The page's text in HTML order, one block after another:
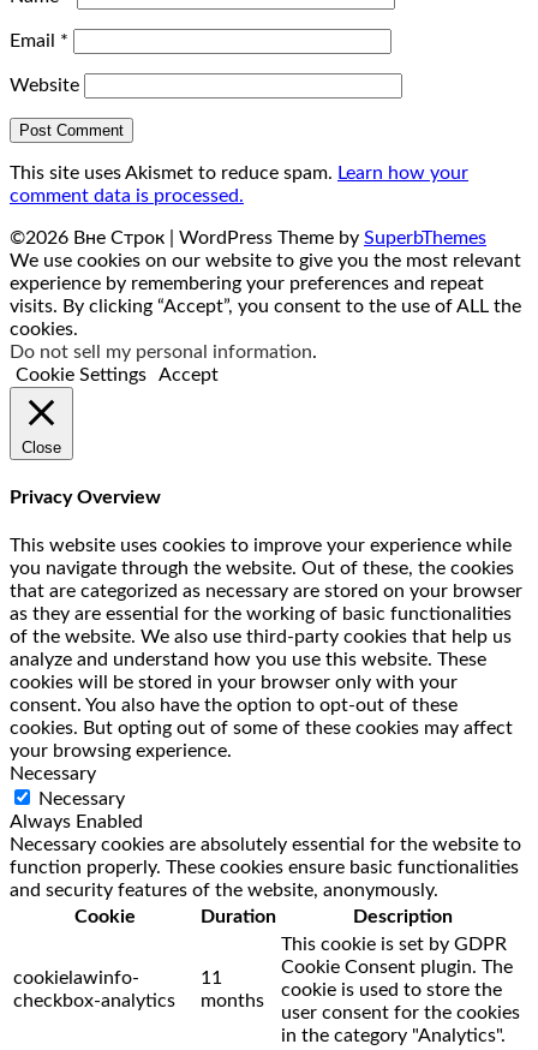
Email *
Website
This site uses Akismet to reduce spam. Learn how your
comment data is processed.
©2026 Вне Строк | WordPress Theme by SuperbThemes
We use cookies on our website to give you the most relevant
experience by remembering your preferences and repeat
visits. By clicking “Accept”, you consent to the use of ALL the
cookies.
Do not sell my personal information.
Cookie Settings
Accept
Close
Privacy Overview
This website uses cookies to improve your experience while
you navigate through the website. Out of these, the cookies
that are categorized as necessary are stored on your browser
as they are essential for the working of basic functionalities
of the website. We also use third-party cookies that help us
analyze and understand how you use this website. These
cookies will be stored in your browser only with your
consent. You also have the option to opt-out of these
cookies. But opting out of some of these cookies may affect
your browsing experience.
Necessary
Necessary
Always Enabled
Necessary cookies are absolutely essential for the website to
function properly. These cookies ensure basic functionalities
and security features of the website, anonymously.
Cookie
Duration Description
cookielawinfo-
checkbox-analytics
11
months
This cookie is set by GDPR
Cookie Consent plugin. The
cookie is used to store the
user consent for the cookies
in the category "Analytics".